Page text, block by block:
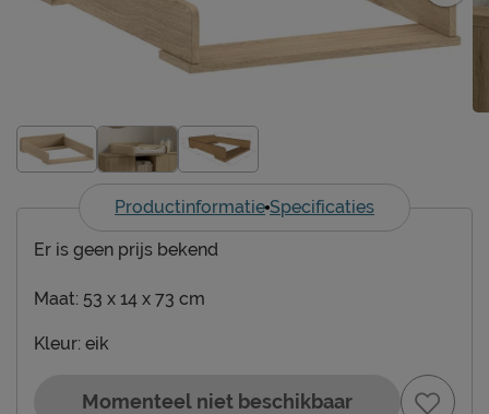
Productinformatie Specificaties
Maat: 53 x 14 x 73 cm
Kleur: eik
Er is geen prijs bekend
Momenteel niet beschikbaar